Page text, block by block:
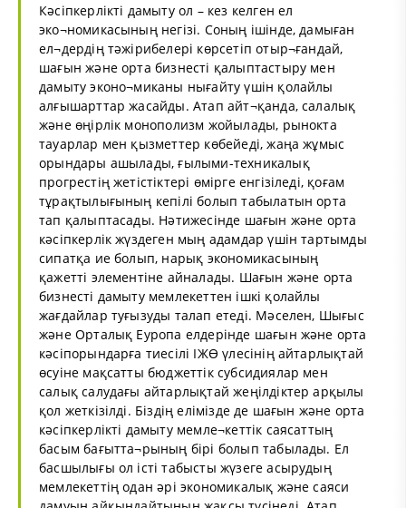
Кәсіпкерлікті дамыту ол – кез келген ел
эко¬номикасының негізі. Соның ішінде, дамыған
ел¬дердің тәжірибелері көрсетіп отыр¬ғандай,
шағын және орта бизнесті қалыптастыру мен
дамыту эконо¬миканы нығайту үшін қолайлы
алғышарттар жасайды. Атап айт¬қанда, салалық
және өңірлік монополизм жойылады, рынокта
тауарлар мен қызметтер көбейеді, жаңа жұмыс
орындары ашылады, ғылыми-техникалық
прогрестің жетістіктері өмірге енгізіледі, қоғам
тұрақтылығының кепілі болып табылатын орта
тап қалыптасады. Нәтижесінде шағын және орта
кәсіпкерлік жүздеген мың адамдар үшін тартымды
сипатқа ие болып, нарық экономикасының
қажетті элементіне айналады. Шағын және орта
бизнесті дамыту мемлекеттен ішкі қолайлы
жағдайлар туғызуды талап етеді. Мәселен, Шығыс
және Орталық Еуропа елдерінде шағын және орта
кәсіпорындарға тиесілі ІЖӨ үлесінің айтарлықтай
өсуіне мақсатты бюджеттік субсидиялар мен
салық салудағы айтарлықтай жеңілдіктер арқылы
қол жеткізілді. Біздің елімізде де шағын және орта
кәсіпкерлікті дамыту мемле¬кеттік саясаттың
басым бағытта¬рының бірі болып табылады. Ел
басшылығы ол істі табысты жүзеге асырудың
мемлекеттің одан әрі экономикалық және саяси